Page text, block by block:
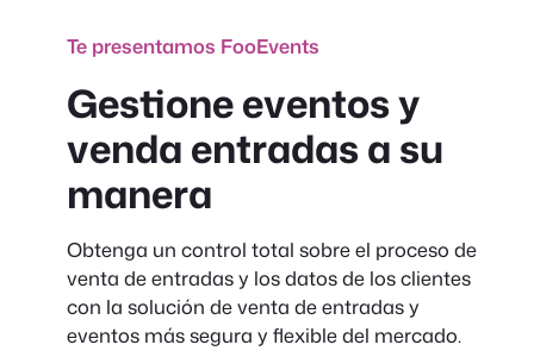
Te presentamos FooEvents
Gestione eventos y
venda entradas a su
manera
Obtenga un control total sobre el proceso de
venta de entradas y los datos de los clientes
con la solución de venta de entradas y
eventos más segura y flexible del mercado.